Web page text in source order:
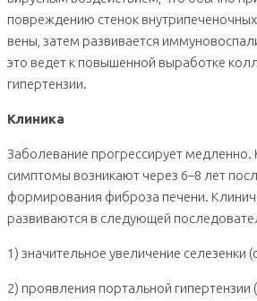
повреждению стенок
вены, затем развивается
это ведет к повышенной выработке
гипертензии.
Клиника
Заболевание прогрессирует медленно.
симптомы возникают через 6–8 лет
формирования фиброза печени.
развиваются в следующей
1) значительное увеличение селезенки
2) проявления портальной гипертензии